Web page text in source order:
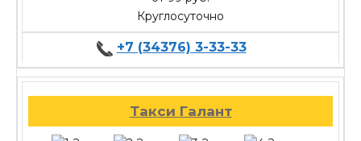
Круглосуточно
+7 (34376) 3-33-33
Такси Галант